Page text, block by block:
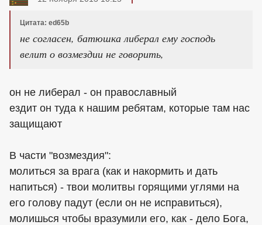
Цитата: ed65b
не согласен, батюшка либерал ему господь
велит о возмездии не говорить,
он не либерал - он православный
ездит он туда к нашим ребятам, которые там нас
защищают
В части "возмездия":
молиться за врага (как и накормить и дать
напиться) - твои молитвы горящими углями на
его голову падут (если он не исправиться),
молишься чтобы вразумили его, как - дело Бога,